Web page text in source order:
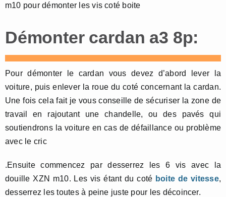
m10 pour démonter les vis coté boite
Démonter cardan a3 8p:
Pour démonter le cardan vous devez d’abord lever la
voiture, puis enlever la roue du coté concernant la cardan.
Une fois cela fait je vous conseille de sécuriser la zone de
travail en rajoutant une chandelle, ou des pavés qui
soutiendrons la voiture en cas de défaillance ou problème
avec le cric
.Ensuite commencez par desserrez les 6 vis avec la
douille XZN m10. Les vis étant du coté boite de vitesse,
desserrez les toutes à peine juste pour les décoincer.